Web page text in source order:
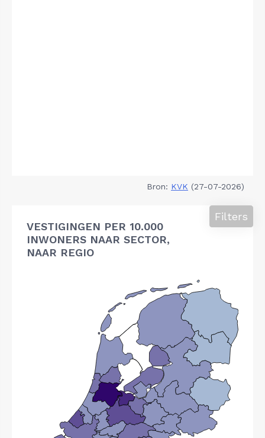
Bron: KVK (27-07-2026)
VESTIGINGEN PER 10.000
INWONERS NAAR SECTOR,
NAAR REGIO
Filters